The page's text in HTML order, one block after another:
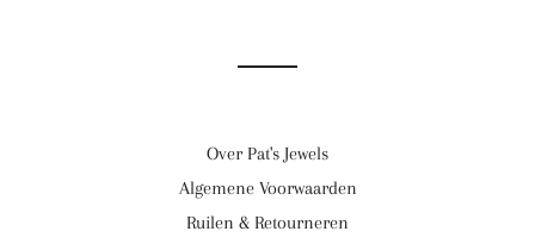
Over Pat's Jewels
Algemene Voorwaarden
Ruilen & Retourneren